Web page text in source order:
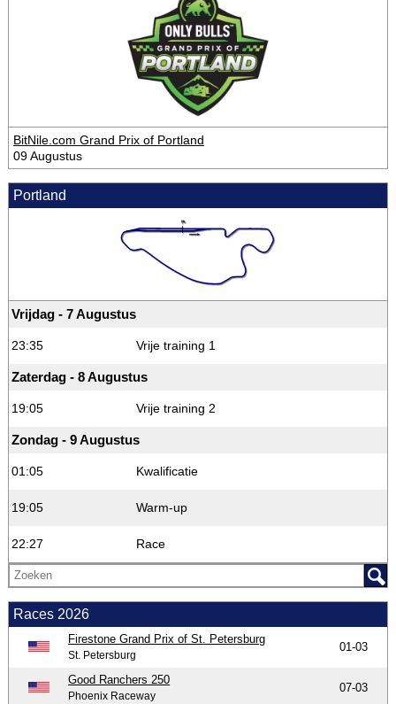
BitNile.com Grand Prix of Portland
09 Augustus
Portland
Vrijdag - 7 Augustus
23:35 Vrije training 1
Zaterdag - 8 Augustus
19:05 Vrije training 2
Zondag - 9 Augustus
01:05 Kwalificatie
19:05 Warm-up
22:27 Race
Races 2026
Firestone Grand Prix of St. Petersburg
St. Petersburg
01-03
Good Ranchers 250
Phoenix Raceway
07-03